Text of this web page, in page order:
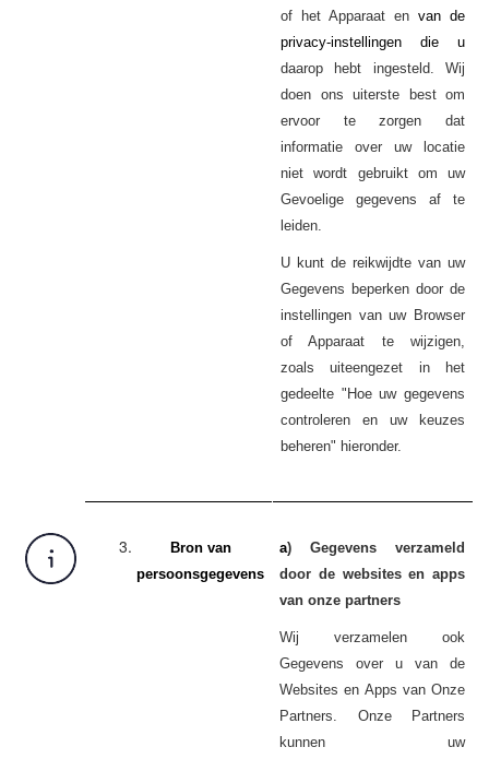
of het Apparaat en van de
privacy-instellingen die u
daarop hebt ingesteld. Wij
doen ons uiterste best om
ervoor te zorgen dat
informatie over uw locatie
niet wordt gebruikt om uw
Gevoelige gegevens af te
leiden.
U kunt de reikwijdte van uw
Gegevens beperken door de
instellingen van uw Browser
of Apparaat te wijzigen,
zoals uiteengezet in het
gedeelte "Hoe uw gegevens
controleren en uw keuzes
beheren" hieronder.
Bron van
persoonsgegevens
a) Gegevens verzameld
door de websites en apps
van onze partners
Wij verzamelen ook
Gegevens
over u van de
Websites en Apps van Onze
Partners. Onze Partners
kunnen uw